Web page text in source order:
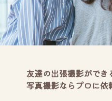
友達の出張撮影がで
写真撮影ならプロに依